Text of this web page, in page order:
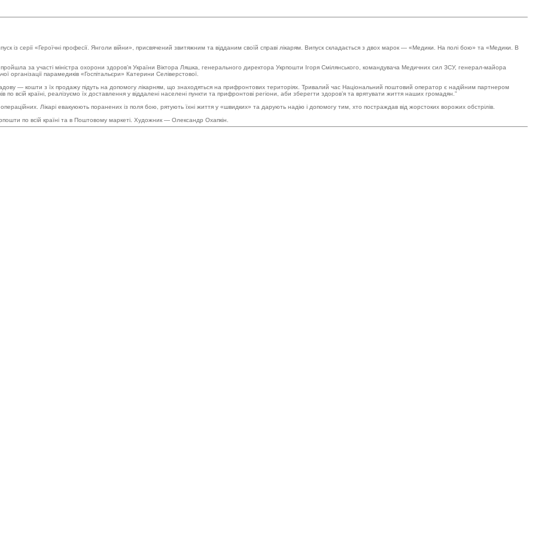
із серії «Героїчні професії. Янголи війни», присвячений звитяжним та відданим своїй справі лікарям. Випуск складається з двох марок — «Медики. На полі бою» та «Медики. В
за участі міністра охорони здоровʼя України Віктора Ляшка, генерального директора Укрпошти Ігоря Смілянського, командувача Медичних сил ЗСУ, генерал-майора
організації парамедиків «Госпітальєри» Катерини Селіверстової.
— кошти з їх продажу підуть на допомогу лікарням, що знаходяться на прифронтових територіях. Тривалий час Національний поштовий оператор є надійним партнером
по всій країні, реалізуємо їх доставлення у віддалені населені пункти та прифронтові регіони, аби зберегти здоровʼя та врятувати життя наших громадян.”
Лікарі евакуюють поранених із поля бою, рятують їхні життя у «швидких» та дарують надію і допомогу тим, хто постраждав від жорстоких ворожих обстрілів.
по всій країні та в Поштовому маркеті. Художник — Олександр Охапкін.